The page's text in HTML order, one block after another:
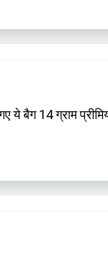
ये बैग 14 ग्राम